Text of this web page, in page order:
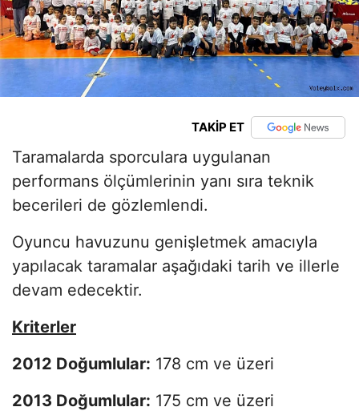
TAKİP ET
Taramalarda sporculara uygulanan
performans ölçümlerinin yanı sıra teknik
becerileri de gözlemlendi.
Oyuncu havuzunu genişletmek amacıyla
yapılacak taramalar aşağıdaki tarih ve illerle
devam edecektir.
Kriterler
2012 Doğumlular: 178 cm ve üzeri
2013 Doğumlular: 175 cm ve üzeri